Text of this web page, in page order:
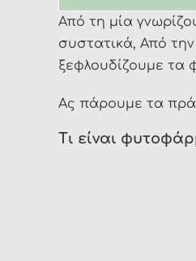
Από τη μία
συστατικά, Από
ξεφλουδίζουμε τα
Ας πάρουμε τα
Τι είναι